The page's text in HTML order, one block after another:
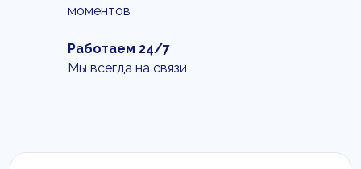
моментов
Работаем 24/7
Мы всегда на связи